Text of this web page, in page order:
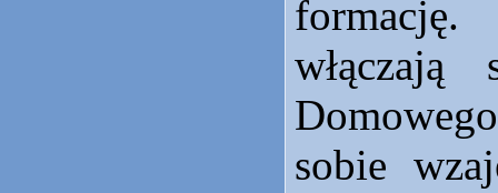
sobie